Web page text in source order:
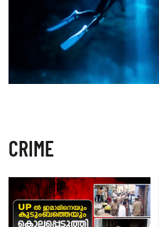
CRIME